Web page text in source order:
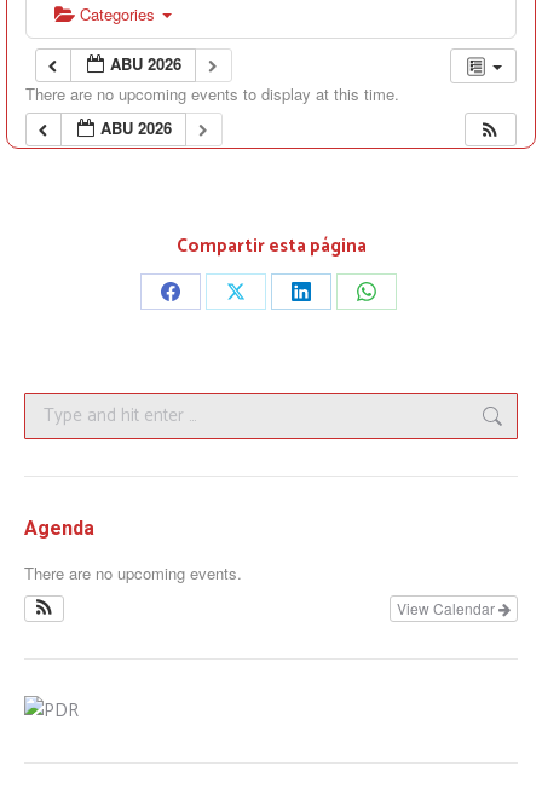
Categories
ABU 2026
There are no upcoming events to display at this time.
ABU 2026
Compartir esta página
Share Share Share Share
Search:
Agenda
There are no upcoming events.
View Calendar